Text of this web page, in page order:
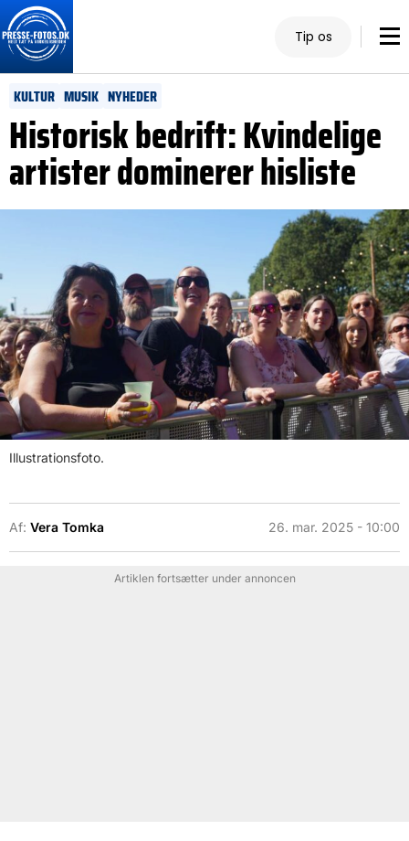
Tip os
KULTUR MUSIK NYHEDER
Historisk bedrift: Kvindelige
artister dominerer hisliste
Illustrationsfoto.
Af: Vera Tomka 26. mar. 2025 - 10:00
Artiklen fortsætter under annoncen